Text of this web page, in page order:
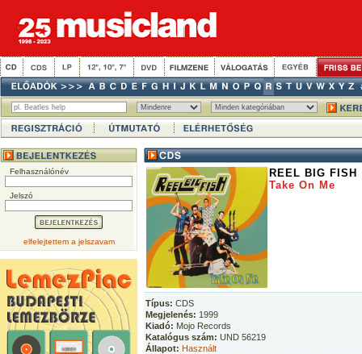
Felhasználónév
Jelszó
elfelejtettem a jelszavam
REEL BIG FISH
Take On Me
Típus: CDS
Megjelenés: 1999
Kiadó: Mojo Records
Katalógus szám: UND 56219
Állapot: Használt